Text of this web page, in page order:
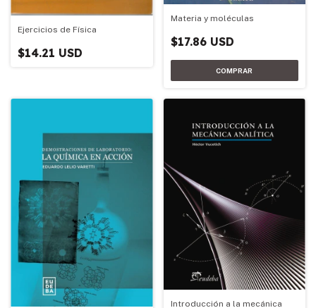
Ejercicios de Física
$14.21 USD
Materia y moléculas
$17.86 USD
Introducción a la mecánica